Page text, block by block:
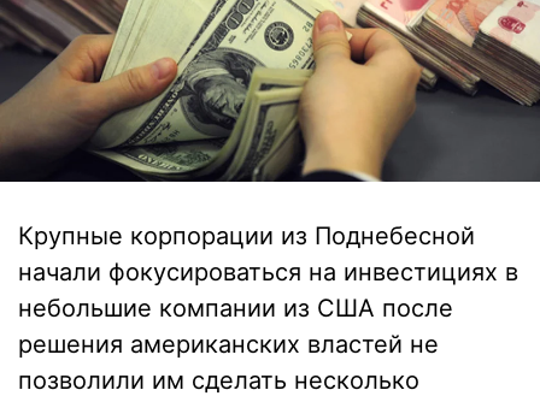
Крупные корпорации из Поднебесной
начали фокусироваться на инвестициях в
небольшие компании из США после
решения американских властей не
позволили им сделать несколько